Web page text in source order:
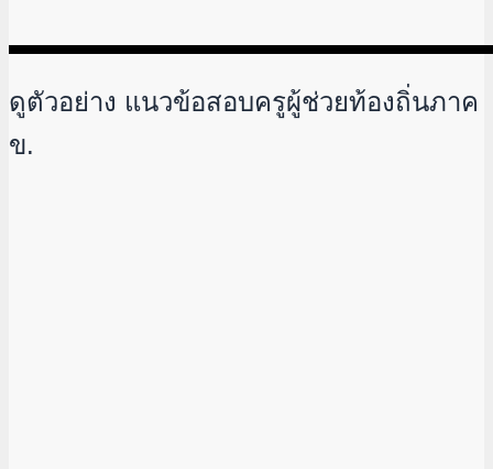
ดูตัวอย่าง แนวข้อสอบครูผู้ช่วยท้องถิ่นภาค
ข.